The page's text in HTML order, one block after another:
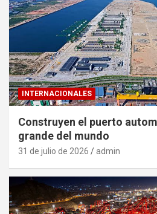
INTERNACIONALES
Construyen el puerto
grande del mundo
31 de julio de 2026 admin